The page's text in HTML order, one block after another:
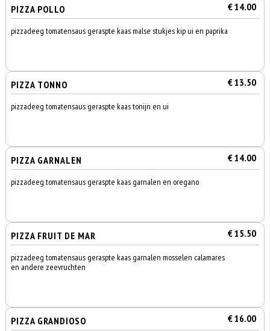
PIZZA POLLO € 14.00
pizzadeeg tomatensaus geraspte kaas malse stukjes kip ui en paprika
PIZZA TONNO € 13.50
pizzadeeg tomatensaus geraspte kaas tonijn en ui
PIZZA GARNALEN € 14.00
pizzadeeg tomatensaus geraspte kaas garnalen en oregano
PIZZA FRUIT DE MAR € 15.50
pizzadeeg tomatensaus geraspte kaas garnalen mosselen calamares
en andere zeevruchten
PIZZA GRANDIOSO € 16.00